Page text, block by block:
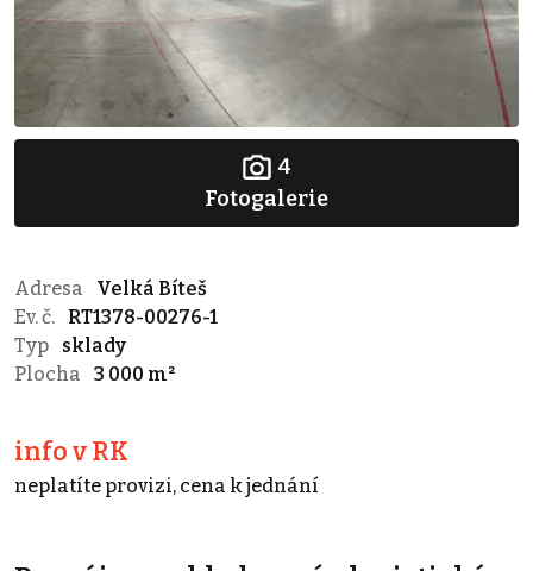
4
Fotogalerie
Adresa
Velká Bíteš
Ev. č.
RT1378-00276-1
Typ
sklady
Plocha
3 000 m²
info v RK
neplatíte provizi, cena k jednání